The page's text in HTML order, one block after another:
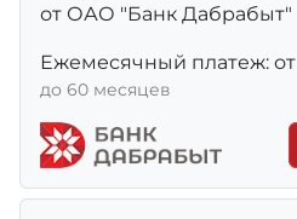
от ОАО "Банк Дабрабыт"
Ежемесячный платеж: от
до 60 месяцев